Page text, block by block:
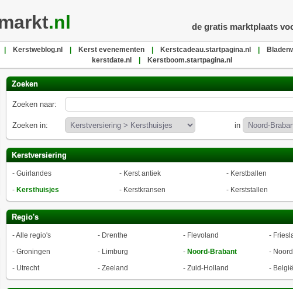
.nl de gratis marktplaats
Kerstweblog.nl Kerst evenementen Kerstcadeau.startpagina.nl
kerstdate.nl
Kerstboom.startpagina.nl
Zoeken
Zoeken naar:
Zoeken in: in
Kerstversiering
- Guirlandes - Kerst antiek - Kerstballen
- Kersthuisjes - Kerstkransen - Kerststallen
Regio's
-Alle regio's - Drenthe - Flevoland -
- Groningen - Limburg - Noord-Brabant -
- Utrecht - Zeeland - Zuid-Holland - België